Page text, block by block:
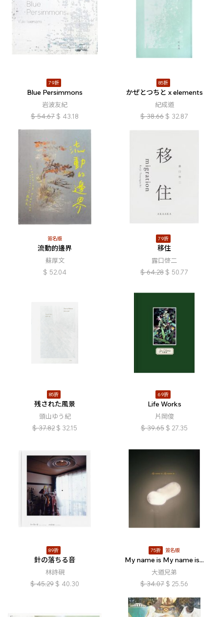
79折
Blue Persimmons
岩波友紀
$ 54.67 $ 43.18
85折
かぜとつちと x elements
紀成道
$ 38.66 $ 32.87
簽名版
流動的邊界
蘇厚文
$ 52.04
79折
移住
露口啓二
$ 64.28 $ 50.77
85折
残された風景
頭山ゆう紀
$ 37.82 $ 32.15
69折
Life Works
片岡俊
$ 39.65 $ 27.35
89折
針の落ちる音
林詩硯
$ 45.29 $ 40.30
75折 簽名版
My name is My name is...
大道兄弟
$ 34.07 $ 25.56